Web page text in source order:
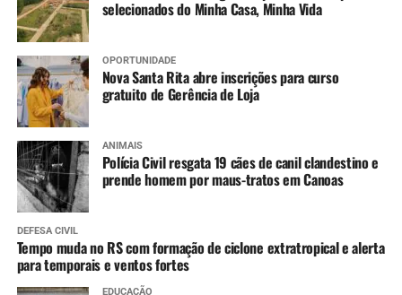
selecionados do Minha Casa, Minha Vida
OPORTUNIDADE
Nova Santa Rita abre inscrições para curso
gratuito de Gerência de Loja
ANIMAIS
Polícia Civil resgata 19 cães de canil clandestino e
prende homem por maus-tratos em Canoas
DEFESA CIVIL
Tempo muda no RS com formação de ciclone extratropical e alerta
para temporais e ventos fortes
EDUCAÇÃO